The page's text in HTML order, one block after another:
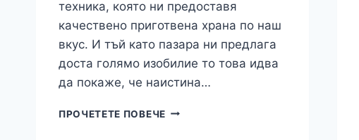
техника, която ни предоставя
качествено приготвена храна по наш
вкус. И тъй като пазара ни предлага
доста голямо изобилие то това идва
да покаже, че наистина…
ПРОЧЕТЕТЕ ПОВЕЧЕКОИ